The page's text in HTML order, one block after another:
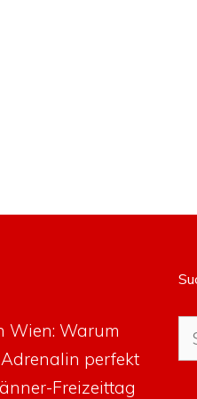
Wien: Warum
perfekt
Freizeittag